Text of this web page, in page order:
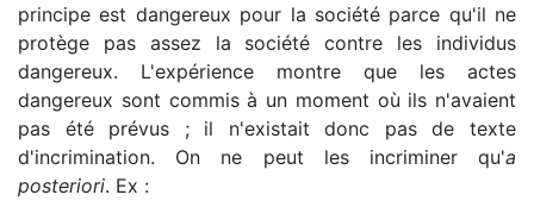
principe est dangereux pour la société parce qu'il ne
protège pas assez la société contre les individus
dangereux. L'expérience montre que les actes
dangereux sont commis à un moment où ils n'avaient
pas été prévus ; il n'existait donc pas de texte
d'incrimination. On ne peut les incriminer qu'a
posteriori. Ex :